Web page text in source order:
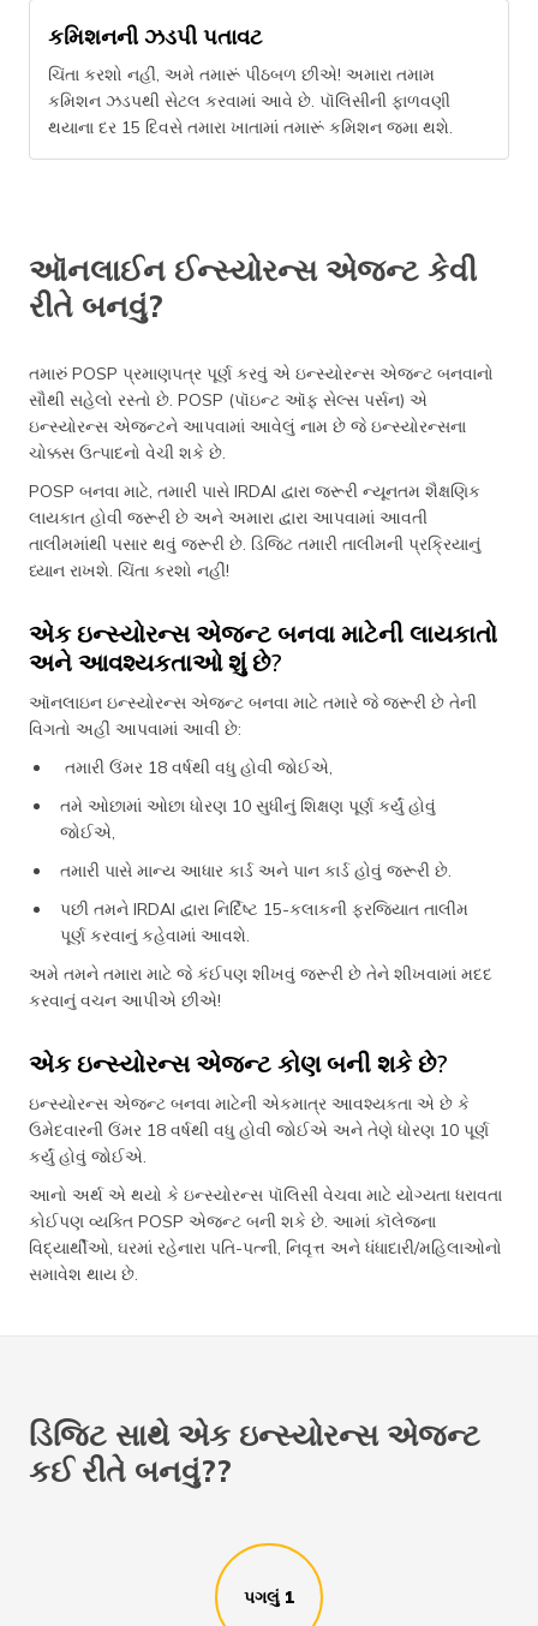
કમિશનની ઝડપી પતાવટ
ચિંતા કરશો નહીં, અમે તમારૂં પીઠબળ છીએ! અમારા તમામ
કમિશન ઝડપથી સેટલ કરવામાં આવે છે. પૉલિસીની ફાળવણી
થયાના દર 15 દિવસે તમારા ખાતામાં તમારૂં કમિશન જમા થશે.
ઑનલાઈન ઈન્સ્યોરન્સ એજન્ટ કેવી
રીતે બનવું?
તમારું POSP પ્રમાણપત્ર પૂર્ણ કરવું એ ઇન્સ્યોરન્સ એજન્ટ બનવાનો
સૌથી સહેલો રસ્તો છે. POSP (પૉઇન્ટ ઑફ સેલ્સ પર્સન) એ
ઇન્સ્યોરન્સ એજન્ટને આપવામાં આવેલું નામ છે જે ઇન્સ્યોરન્સના
ચોક્કસ ઉત્પાદનો વેચી શકે છે.
POSP બનવા માટે, તમારી પાસે IRDAI દ્વારા જરૂરી ન્યૂનતમ શૈક્ષણિક
લાયકાત હોવી જરૂરી છે અને અમારા દ્વારા આપવામાં આવતી
તાલીમમાંથી પસાર થવું જરૂરી છે. ડિજિટ તમારી તાલીમની પ્રક્રિયાનું
ધ્યાન રાખશે. ચિંતા કરશો નહીં!
એક ઇન્સ્યોરન્સ એજન્ટ બનવા માટેની લાયકાતો
અને આવશ્યકતાઓ શું છે?
ઑનલાઇન ઇન્સ્યોરન્સ એજન્ટ બનવા માટે તમારે જે જરૂરી છે તેની
વિગતો અહીં આપવામાં આવી છે:
તમારી ઉંમર 18 વર્ષથી વધુ હોવી જોઈએ,
તમે ઓછામાં ઓછા ધોરણ 10 સુધીનું શિક્ષણ પૂર્ણ કર્યું હોવું
જોઈએ,
તમારી પાસે માન્ય આધાર કાર્ડ અને પાન કાર્ડ હોવું જરૂરી છે.
પછી તમને IRDAI દ્વારા નિર્દિષ્ટ 15-કલાકની ફરજિયાત તાલીમ
પૂર્ણ કરવાનું કહેવામાં આવશે.
અમે તમને તમારા માટે જે કંઈપણ શીખવું જરૂરી છે તેને શીખવામાં મદદ
કરવાનું વચન આપીએ છીએ!
એક ઇન્સ્યોરન્સ એજન્ટ કોણ બની શકે છે?
ઇન્સ્યોરન્સ એજન્ટ બનવા માટેની એકમાત્ર આવશ્યકતા એ છે કે
ઉમેદવારની ઉંમર 18 વર્ષથી વધુ હોવી જોઈએ અને તેણે ધોરણ 10 પૂર્ણ
કર્યું હોવું જોઈએ.
આનો અર્થ એ થયો કે ઇન્સ્યોરન્સ પૉલિસી વેચવા માટે યોગ્યતા ધરાવતા
કોઈપણ વ્યક્તિ POSP એજન્ટ બની શકે છે. આમાં કૉલેજના
વિદ્યાર્થીઓ, ઘરમાં રહેનારા પતિ-પત્ની, નિવૃત્ત અને ધંધાદારી/મહિલાઓનો
સમાવેશ થાય છે.
ડિજિટ સાથે એક ઇન્સ્યોરન્સ એજન્ટ
કઈ રીતે બનવું??
પગલું 1